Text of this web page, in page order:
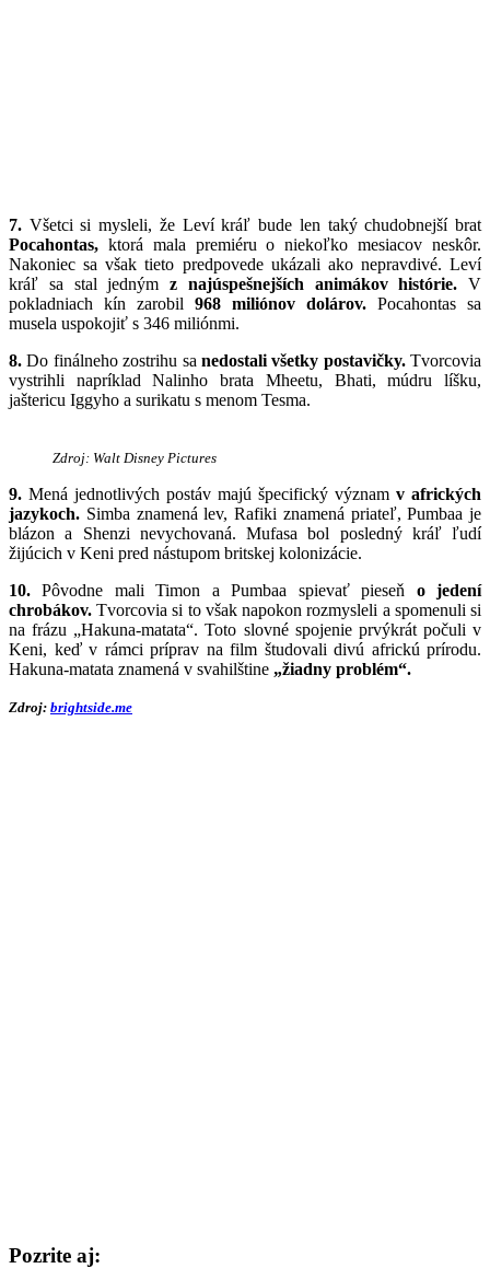
7. Všetci si mysleli, že Leví kráľ bude len taký chudobnejší brat
Pocahontas, ktorá mala premiéru o niekoľko mesiacov neskôr.
Nakoniec sa však tieto predpovede ukázali ako nepravdivé. Leví
kráľ sa stal jedným z najúspešnejších animákov histórie. V
pokladniach kín zarobil 968 miliónov dolárov. Pocahontas sa
musela uspokojiť s 346 miliónmi.
8. Do finálneho zostrihu sa nedostali všetky postavičky.Tvorcovia
vystrihli napríklad Nalinho brata Mheetu, Bhati, múdru líšku,
jaštericu Iggyho a surikatu s menom Tesma.
Zdroj: Walt Disney Pictures
9. Mená jednotlivých postáv majú špecifický význam v afrických
jazykoch. Simba znamená lev, Rafiki znamená priateľ, Pumbaa je
blázon a Shenzi nevychovaná. Mufasa bol posledný kráľ ľudí
žijúcich v Keni pred nástupom britskej kolonizácie.
10. Pôvodne mali Timon a Pumbaa spievať pieseň o jedení
chrobákov. Tvorcovia si to však napokon rozmysleli a spomenuli si
na frázu „Hakuna-matata“. Toto slovné spojenie prvýkrát počuli v
Keni, keď v rámci príprav na film študovali divú africkú prírodu.
Hakuna-matata znamená v svahilštine „žiadny problém“.
Zdroj: brightside.me
Pozrite aj: